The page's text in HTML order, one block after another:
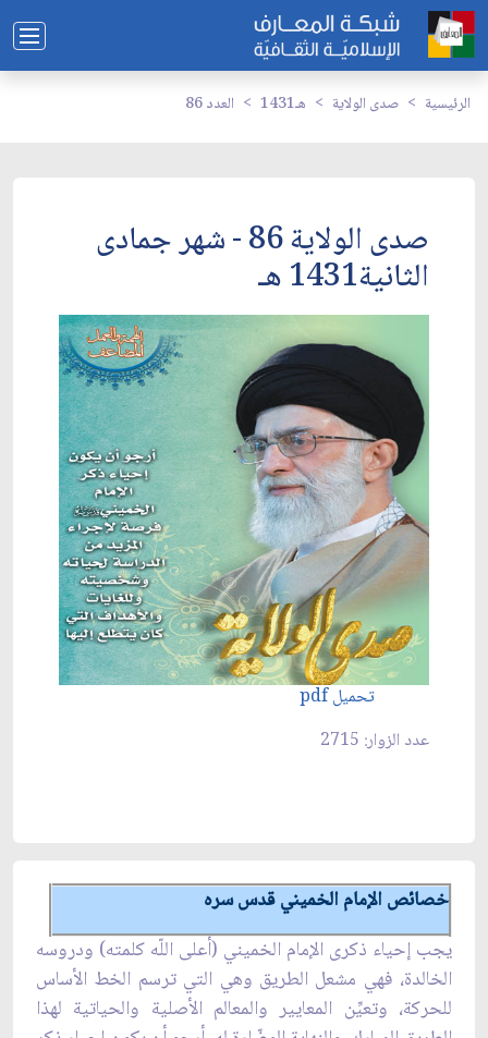
الرئيسية صدى الولاية 1431هـ العدد 86
صدى الولاية 86 - شهر جمادى
الثانية1431 هـ
تحميل pdf
عدد الزوار: 2715
خصائص الإمام الخميني قدس سره
يجب إحياء ذكرى الإمام الخميني (أعلى اللّه كلمته) ودروسه
الخالدة، فهي مشعل الطريق وهي التي ترسم الخط الأساس
للحركة، وتعيِّن المعايير والمعالم الأصلية والحياتية لهذا